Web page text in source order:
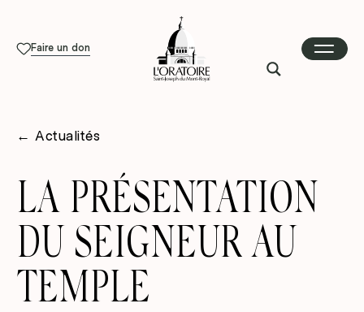
Faire un don
← Actualités
LA PRÉSENTATION
DU SEIGNEUR AU
TEMPLE